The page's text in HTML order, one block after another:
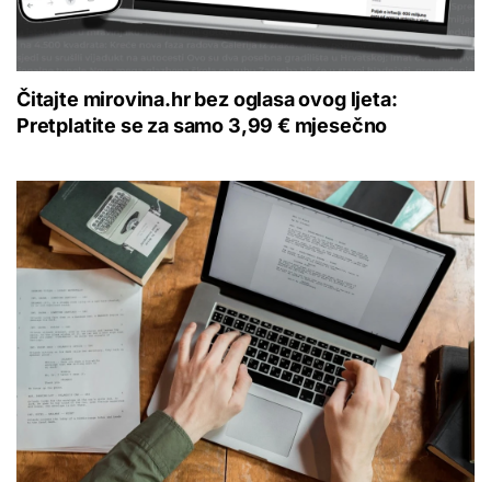
Čitajte mirovina.hr bez oglasa ovog ljeta:
Pretplatite se za samo 3,99 € mjesečno